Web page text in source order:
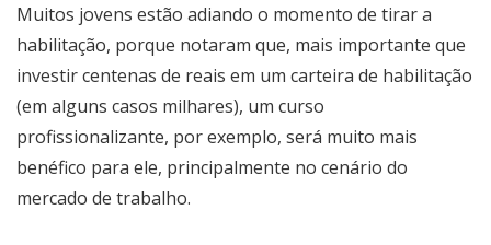
Muitos jovens estão adiando o momento de tirar a
habilitação, porque notaram que, mais importante que
investir centenas de reais em um carteira de habilitação
(em alguns casos milhares), um curso
profissionalizante, por exemplo, será muito mais
benéfico para ele, principalmente no cenário do
mercado de trabalho.